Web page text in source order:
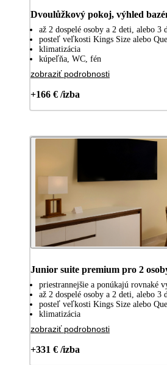
Dvoulůžkový pokoj, výhled
až 2 dospelé osoby a 2 deti, alebo 3
posteľ veľkosti Kings Size alebo
klimatizácia
kúpeľňa, WC, fén
zobraziť podrobnosti
+166 € /izba
Junior suite premium pro 2
priestrannejšie a ponúkajú rovnaké
až 2 dospelé osoby a 2 deti, alebo 3
posteľ veľkosti Kings Size alebo
klimatizácia
zobraziť podrobnosti
+331 € /izba